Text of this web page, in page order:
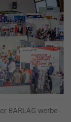
BARLAG werbe-